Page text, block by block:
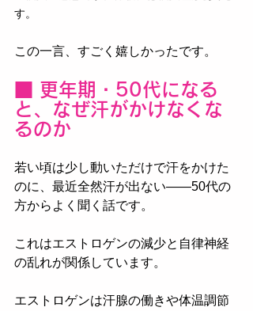
す。
この一言、すごく嬉しかったです。
■ 更年期・50代になる
と、なぜ汗がかけなくな
るのか
若い頃は少し動いただけで汗をかけた
のに、最近全然汗が出ない——50代の
方からよく聞く話です。
これはエストロゲンの減少と自律神経
の乱れが関係しています。
エストロゲンは汗腺の働きや体温調節